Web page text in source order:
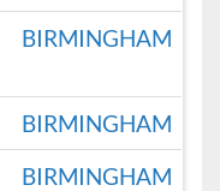
BIRMINGHAM
BIRMINGHAM
BIRMINGHAM